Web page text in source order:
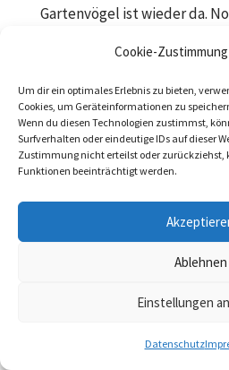
Cookie-
Um dir ein optimales Erlebnis zu bieten,
Cookies, um Geräteinformationen zu
Wenn du diesen Technologien zustimmst,
Surfverhalten oder eindeutige IDs auf dieser
Zustimmung nicht erteilst oder zurückziehst,
Funktionen beeinträchtigt werden.
Ablehnen
Einstellungen
Datenschutz
Gartenvögel ist wieder da.
17. Stunde der Gartenvögel.
sich Zeit und zählen Sie in
oder im Park die...
Datenschutz|Impressum